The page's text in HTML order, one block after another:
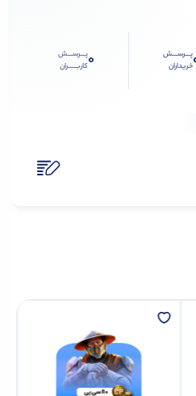
پـــرســـش
خریداران
0پـــرســـش
کاربـــــران